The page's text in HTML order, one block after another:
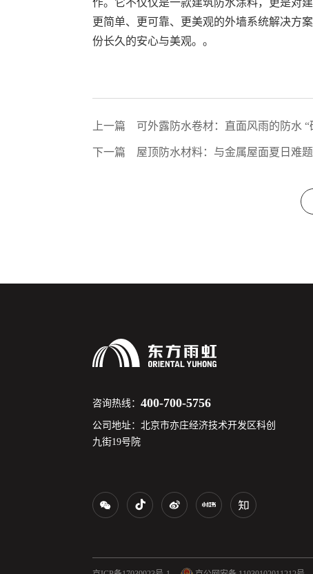
作。它不仅仅是一款建筑防水涂料，更是对
更简单、更可靠、更美观的外墙系统解决方
份长久的安心与美观。。
上一篇 可外露防水卷材：直面风雨的防水 “
下一篇 屋顶防水材料：与金属屋面夏日难
咨询热线：400-700-5756
公司地址：北京市亦庄经济技术开发区科创
九街19号院